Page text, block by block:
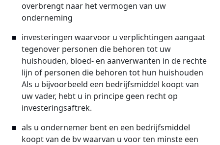
overbrengt naar het vermogen van uw
onderneming
investeringen waarvoor u verplichtingen aangaat
tegenover personen die behoren tot uw
huishouden, bloed- en aanverwanten in de rechte
lijn of personen die behoren tot hun huishouden
Als u bijvoorbeeld een bedrijfsmiddel koopt van
uw vader, hebt u in principe geen recht op
investeringsaftrek.
als u ondernemer bent en een bedrijfsmiddel
koopt van de bv waarvan u voor ten minste een